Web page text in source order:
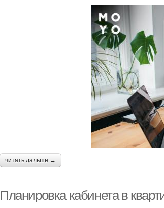
читать дальше →
Планировка кабинета в